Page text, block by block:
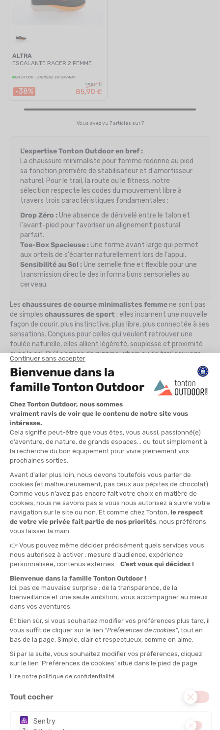
ALTRA
ESCALANTE RACER 2 FEMME
EN STOCK - EXPÉDIÉ EN 24/48H
-38%
139,00 €
85,90 €
Vous avez vu 7 articles sur 7
L'expertise Tonton Outdoor en bref :
La chaussure minimaliste pour femme redonne au pied
sa fonction première de stabilisateur et d'amortisseur
naturel. Pour le trail, la route ou le fitness, notre
sélection respecte les codes du mouvement libre à
travers trois caractéristiques fondamentales :
Drop Zéro : Une absence de dénivelé entre le talon et
l'avant-pied pour favoriser un alignement postural
parfait.
Toe-Box Spacieuse : Une forme avant large qui permet
aux orteils de s'écarter naturellement lors de l'appui.
Sensibilité au Sol : Une semelle fine et flexible pour une
transmission directe des informations sensorielles au
cerveau.
Les chaussures de course minimalistes femme ne sont pas
de simples chaussures de sport : elles incarnent une nouvelle
façon de courir, plus instinctive, plus libre, plus connectée à ses
sensations. Conçues pour celles qui veulent retrouver une
foulée naturelle, elles allient légèreté, souplesse et proximité
avec le sol. Qu’il s’agisse de running urbain ou de trail sauvage,
ces chaussures ouvrent la voie vers une pratique plus
authentique, où chaque pas raconte une histoire.
Pourquoi choisir des chaussures minimalistes femme ?
Adopter le minimalisme en course, c’est accepter de courir
autrement. Là où les chaussures traditionnelles amortissent
et guident, les modèles minimalistes libèrent et
responsabilisent le pied. Pour les femmes, cela se traduit par :
Un renforcement musculaire naturel: la voûte plantaire, les
mollets et la chaîne postérieure gagnent en tonicité.
Une foulée plus fluide
met en place presque instinctivement.
Des sensations pures: chaque vibration du sol, chaque
variation du terrain devient perceptible.
Un plaisir retrouvé: courir devient moins une contrainte
mécanique et davantage une danse légère avec le sol.
Running minimaliste femme : courir comme si vous voliez
En ville, sur piste ou sur route, les chaussures minimalistes de
course pour femme transforment la foulée. Avec leur semelle
fine – souvent entre 5 et 8 mm – elles allègent
liberté. On retrouve cette impression de flotter, de courir sans
entraves, où chaque foulée épouse le rythme naturel du corps.
Pour beaucoup de coureuses, le running minimaliste est aussi
un moyen de se réapproprier leur course : moins de dépendance
aux technologies, plus d’écoute de soi. Le pied s’étale, se
déploie, absorbe l’énergie du sol pour mieux la restituer.
Résultat : une foulée économique, respectueuse de la
biomécanique féminine et particulièrement adaptée aux
entraînements rapides ou aux sorties plaisir.
Mais comme toute révolution, elle demande patience et
progressivité. Quelques conseils pratiques pour les femmes qui
souhaitent se lancer :
habituer muscles et tendons.